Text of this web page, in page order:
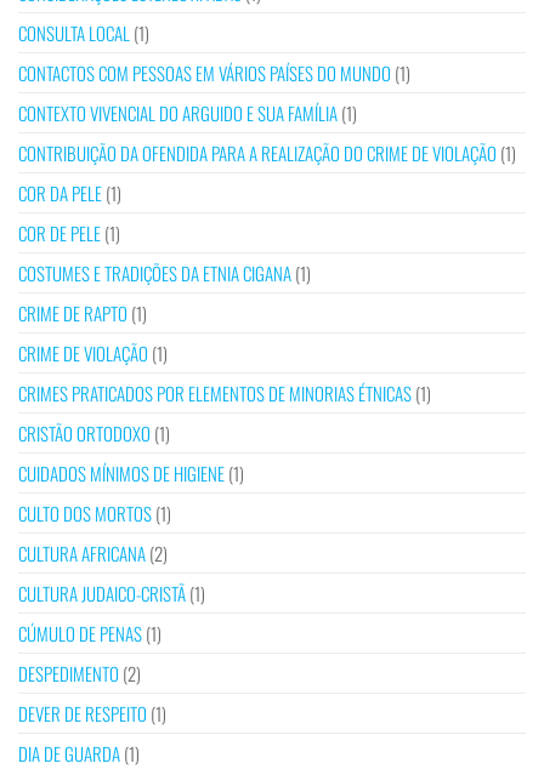
CONSULTA LOCAL (1)
CONTACTOS COM PESSOAS EM VÁRIOS PAÍSES DO MUNDO (1)
CONTEXTO VIVENCIAL DO ARGUIDO E SUA FAMÍLIA(1)
CONTRIBUIÇÃO DA OFENDIDA PARA A REALIZAÇÃO DO CRIME DE VIOLAÇÃO (1)
COR DA PELE(1)
COR DE PELE(1)
COSTUMES E TRADIÇÕES DA ETNIA CIGANA(1)
CRIME DE RAPTO (1)
CRIME DE VIOLAÇÃO (1)
CRIMES PRATICADOS POR ELEMENTOS DE MINORIAS ÉTNICAS(1)
CRISTÃO ORTODOXO (1)
CUIDADOS MÍNIMOS DE HIGIENE(1)
CULTO DOS MORTOS(1)
CULTURA AFRICANA(2)
CULTURA JUDAICO-CRISTÃ(1)
CÚMULO DE PENAS(1)
DESPEDIMENTO (2)
DEVER DE RESPEITO (1)
DIA DE GUARDA(1)